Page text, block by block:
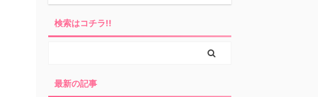
検索はコチラ!!
最新の記事